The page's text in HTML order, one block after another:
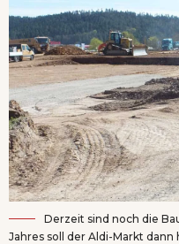
Derzeit sind noch die
Jahres soll der Aldi-Markt